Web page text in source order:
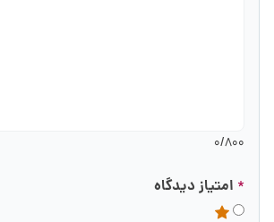
0/800
* امتیاز دیدگاه